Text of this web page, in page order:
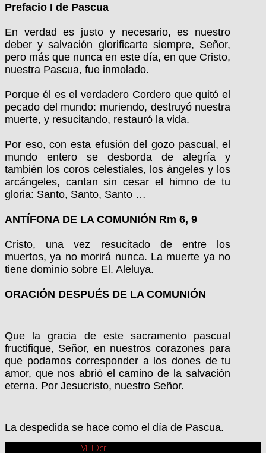
Prefacio I de Pascua
En verdad es justo y necesario, es nuestro
deber y salvación glorificarte siempre, Señor,
pero más que nunca en este día, en que Cristo,
nuestra Pascua, fue inmolado.
Porque él es el verdadero Cordero que quitó el
pecado del mundo: muriendo, destruyó nuestra
muerte, y resucitando, restauró la vida.
Por eso, con esta efusión del gozo pascual, el
mundo entero se desborda de alegría y
también los coros celestiales, los ángeles y los
arcángeles, cantan sin cesar el himno de tu
gloria: Santo, Santo, Santo …
ANTÍFONA DE LA COMUNIÓN Rm 6, 9
Cristo, una vez resucitado de entre los
muertos, ya no morirá nunca. La muerte ya no
tiene dominio sobre El. Aleluya.
ORACIÓN DESPUÉS DE LA COMUNIÓN
Que la gracia de este sacramento pascual
fructifique, Señor, en nuestros corazones para
que podamos corresponder a los dones de tu
amor, que nos abrió el camino de la salvación
eterna. Por Jesucristo, nuestro Señor.
La despedida se hace como el día de Pascua.
MHDcr